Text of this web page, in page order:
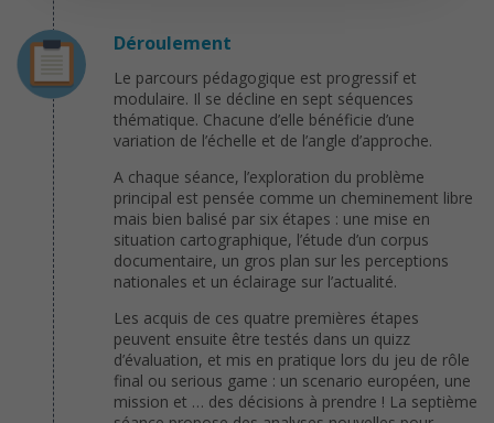
Déroulement
Le parcours pédagogique est progressif et
modulaire. Il se décline en sept séquences
thématique. Chacune d’elle bénéficie d’une
variation de l’échelle et de l’angle d’approche.
A chaque séance, l’exploration du problème
principal est pensée comme un cheminement libre
mais bien balisé par six étapes : une mise en
situation cartographique, l’étude d’un corpus
documentaire, un gros plan sur les perceptions
nationales et un éclairage sur l’actualité.
Les acquis de ces quatre premières étapes
peuvent ensuite être testés dans un quizz
d’évaluation, et mis en pratique lors du jeu de rôle
final ou serious game : un scenario européen, une
mission et … des décisions à prendre ! La septième